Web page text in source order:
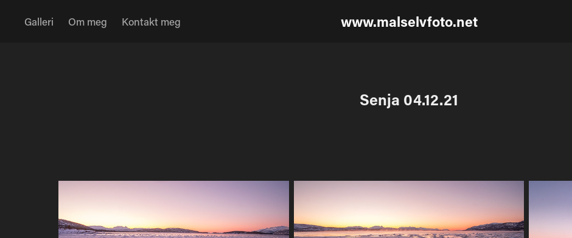
Galleri Om meg Kontakt meg www.malselvfoto.net
Senja 04.12.21